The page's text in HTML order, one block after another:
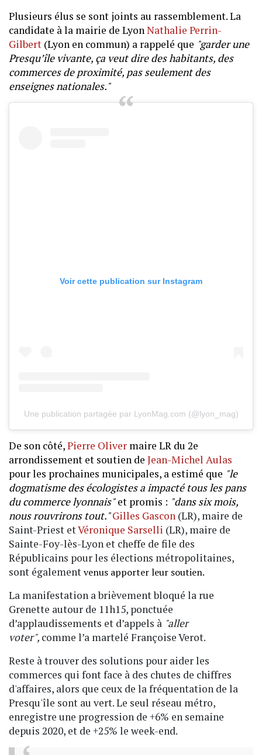
Plusieurs élus se sont joints au rassemblement. La
candidate à la mairie de LyonNathalie Perrin-
Gilbert (Lyon en commun) a rappelé que "garder une
Presqu’île vivante, ça veut dire des habitants, des
commerces de proximité, pas seulement des
enseignes nationales."
Voir cette publication sur Instagram
Une publication partagée par LyonMag.com (@lyon_mag)
De son côté,Pierre Oliver maire LR du 2e
arrondissement et soutien de Jean-Michel Aulas
pour les prochaines municipales, a estimé que "le
dogmatisme des écologistes a impacté tous les pans
du commerce lyonnais"et promis : "dans six mois,
nous rouvrirons tout." Gilles Gascon (LR), maire de
Saint-Priest etVéronique Sarselli (LR), maire de
Sainte-Foy-lès-Lyon et cheffe de file des
Républicains pour les élections métropolitaines,
sont égalementvenus apporter leur soutien.
La manifestation a brièvement bloqué la rue
Grenette autour de 11h15, ponctuée
d’applaudissements et d’appels à "aller
voter", comme l’a martelé Françoise Verot.
Reste à trouver des solutions pour aider les
commerces qui font face à des chutes de chiffres
d'affaires, alors que ceux de la fréquentation de la
Presqu'île sont au vert. Le seul réseau métro,
enregistre une progression de +6% en semaine
depuis 2020, et de +25% le week-end.